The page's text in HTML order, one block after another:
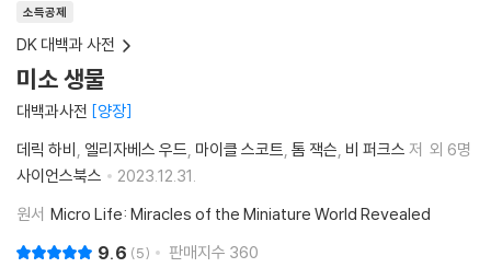
소득공제
DK 대백과 사전
미소 생물
대백과사전 양장
데릭 하비 엘리자베스 우드 마이클 스코트 톰 잭슨 비 퍼크스 저 외 6명
사이언스북스
2023.12.31.
원서 Micro Life: Miracles of the Miniature World Revealed
9.6 5 판매지수 360